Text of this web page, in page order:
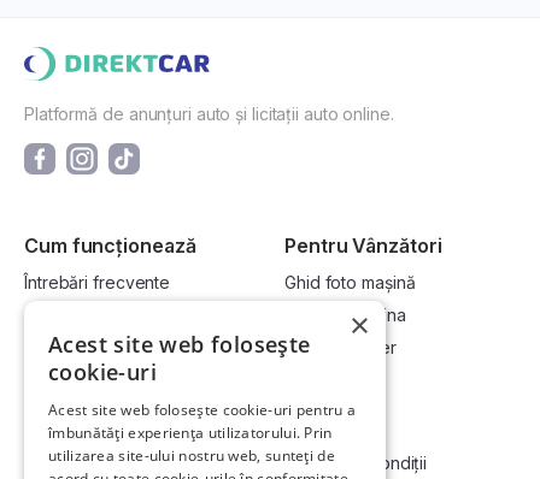
Platformă de anunțuri auto și licitații auto online.
Cum funcționează
Întrebări frecvente
Cum vând la licitație?
Pentru Vânzători
Ghid foto mașină
Vinde-ți mașina
Devino dealer
Link-uri utile
Informații utile vizionare
Compania
Termeni și condiții
×
Acest site web folosește
cookie-uri
Acest site web folosește cookie-uri pentru a
îmbunătăți experiența utilizatorului. Prin
utilizarea site-ului nostru web, sunteți de